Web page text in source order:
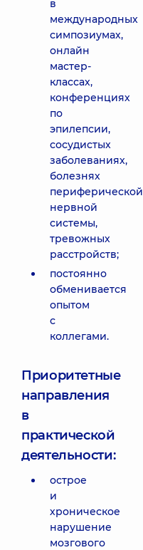
в
международных
симпозиумах,
онлайн
мастер-
классах,
конференциях
по
эпилепсии,
сосудистых
заболеваниях,
болезнях
периферической
нервной
системы,
тревожных
расстройств;
постоянно
обменивается
опытом
с
коллегами.
Приоритетные
направления
в
практической
деятельности:
острое
и
хроническое
нарушение
мозгового